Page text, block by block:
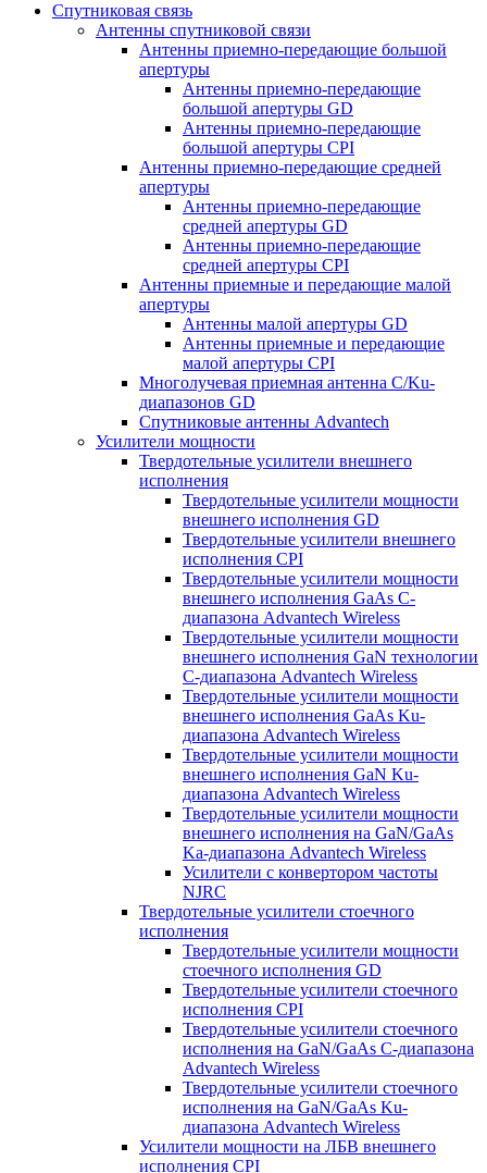
Спутниковая связь
Антенны спутниковой связи
Антенны приемно-передающие большой
апертуры
Антенны приемно-передающие
большой апертуры GD
Антенны приемно-передающие
большой апертуры CPI
Антенны приемно-передающие средней
апертуры
Антенны приемно-передающие
средней апертуры GD
Антенны приемно-передающие
средней апертуры CPI
Антенны приемные и передающие малой
апертуры
Антенны малой апертуры GD
Антенны приемные и передающие
малой апертуры CPI
Многолучевая приемная антенна С/Ku-
диапазонов GD
Спутниковые антенны Advantech
Усилители мощности
Твердотельные усилители внешнего
исполнения
Твердотельные усилители мощности
внешнего исполнения GD
Твердотельные усилители внешнего
исполнения CPI
Твердотельные усилители мощности
внешнего исполнения GaAs С-
диапазона Advantech Wireless
Твердотельные усилители мощности
внешнего исполнения GaN технологии
С-диапазона Advantech Wireless
Твердотельные усилители мощности
внешнего исполнения GaAs Ku-
диапазона Advantech Wireless
Твердотельные усилители мощности
внешнего исполнения GaN Ku-
диапазона Advantech Wireless
Твердотельные усилители мощности
внешнего исполнения на GaN/GaAs
Ka-диапазона Advantech Wireless
Усилители с конвертором чаcтоты
NJRC
Твердотельные усилители стоечного
исполнения
Твердотельные усилители мощности
стоечного исполнения GD
Твердотельные усилители стоечного
исполнения CPI
Твердотельные усилители стоечного
исполнения на GaN/GaAs С-диапазона
Advantech Wireless
Твердотельные усилители стоечного
исполнения на GaN/GaAs Ku-
диапазона Advantech Wireless
Усилители мощности на ЛБВ внешнего
исполнения CPI